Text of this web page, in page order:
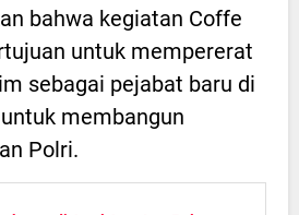
bahwa kegiatan Coffe
untuk mempererat
sebagai pejabat baru di
membangun
Polri.